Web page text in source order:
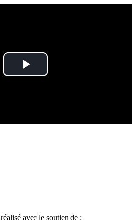
Play
avec le soutien de :